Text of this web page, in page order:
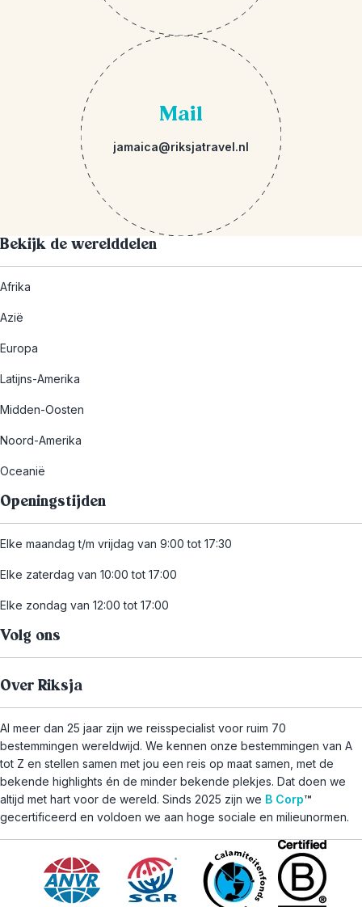
Mail
jamaica@riksjatravel.nl
Bekijk de werelddelen
Afrika
Azië
Europa
Latijns-Amerika
Midden-Oosten
Noord-Amerika
Oceanië
Openingstijden
Elke maandag t/m vrijdag van 9:00 tot 17:30
Elke zaterdag van 10:00 tot 17:00
Elke zondag van 12:00 tot 17:00
Volg ons
Over Riksja
Al meer dan 25 jaar zijn we reisspecialist voor ruim 70
bestemmingen wereldwijd. We kennen onze bestemmingen van A
tot Z en stellen samen met jou een reis op maat samen, met de
bekende highlights én de minder bekende plekjes. Dat doen we
altijd met hart voor de wereld. Sinds 2025 zijn we B Corp™
gecertificeerd en voldoen we aan hoge sociale en milieunormen.